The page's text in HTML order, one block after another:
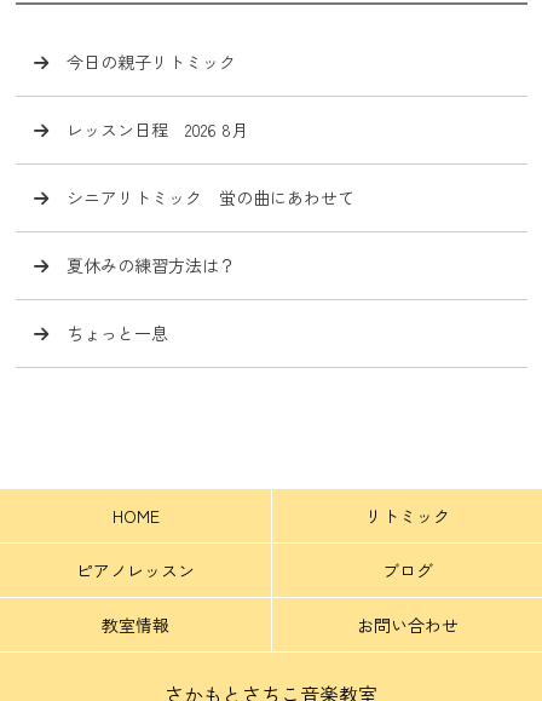
今日の親子リトミック
レッスン日程 2026 8月
シニアリトミック 蛍の曲にあわせて
夏休みの練習方法は？
ちょっと一息
HOME リトミック
ピアノレッスン ブログ
教室情報 お問い合わせ
さかもとさちこ音楽教室